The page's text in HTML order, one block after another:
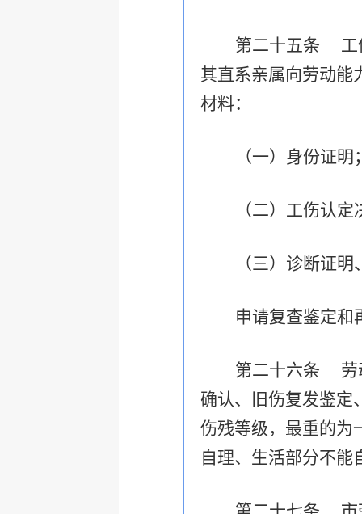
第二十五条 工
其直系亲属向劳动能
材料：
（一）身份证明
（二）工伤认定
（三）诊断证
申请复查鉴定和
第二十六条 劳
确认、旧伤复发鉴定
伤残等级，最重的为
自理、生活部分不能